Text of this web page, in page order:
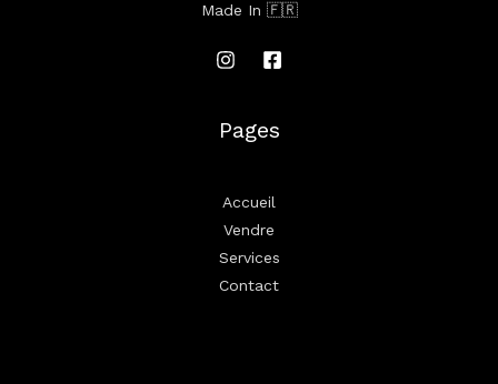
Made In 🇫🇷
Pages
Accueil
Vendre
Services
Contact